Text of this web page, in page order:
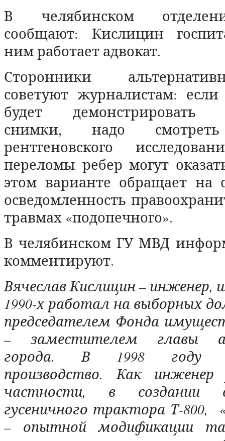
В челябинском
сообщают: Кислицин
ним работает адвокат.
Сторонники
советуют журналистам:
будет демонстрировать
снимки, надо
рентгеновского
переломы ребер могут
этом варианте обращает на
осведомленность
травмах «подопечного».
В челябинском ГУ МВД
комментируют.
Вячеслав Кислицин – инженер,
1990-х работал на выборных
председателем Фонда
– заместителем главы
города. В 1998 году
производство.Как инженер
частности, в создании
гусеничного трактора Т-800,
– опытной модификации